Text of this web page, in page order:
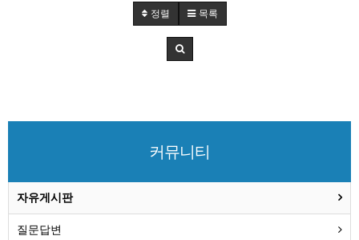
정렬 목록
커뮤니티
자유게시판
질문답변